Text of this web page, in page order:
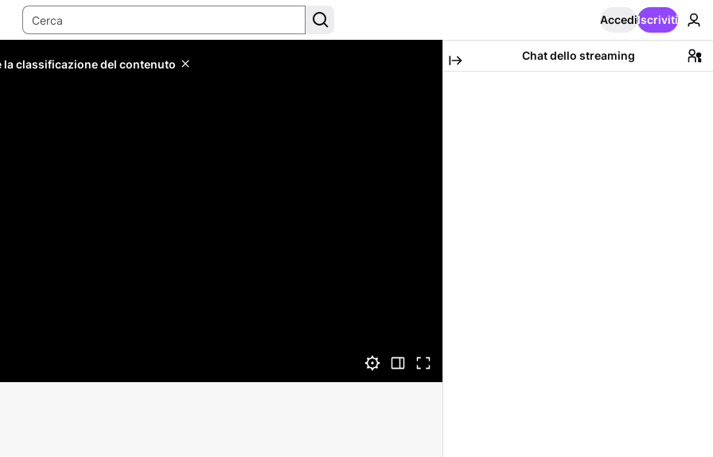
AccediIscriviti
classificazione del contenuto
Chat dello streaming